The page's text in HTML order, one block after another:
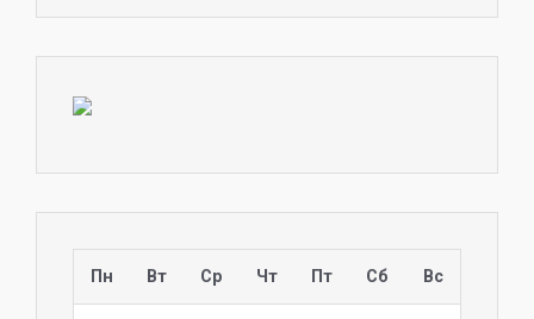
Пн Вт Ср Чт Пт Сб Вс